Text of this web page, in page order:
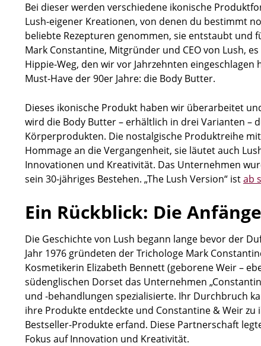
Bei dieser werden verschiedene ikonische
Lush-eigener Kreationen, von denen du bestimmt
beliebte Rezepturen genommen, sie entstaubt und
Mark Constantine, Mitgründer und CEO von Lush,
Hippie-Weg, den wir vor Jahrzehnten
Must-Have der 90er Jahre: die Body Butter.
Dieses ikonische Produkt haben wir überarbeitet
wird die Body Butter – erhältlich in drei Varianten –
Körperprodukten. Die nostalgische Produktreihe
Hommage an die Vergangenheit, sie läutet auch
Innovationen und Kreativität. Das Unternehmen
sein 30-jähriges Bestehen. „The Lush Version“ istab
Ein Rückblick: Die
Die Geschichte von Lush begann lange bevor der
Jahr 1976 gründeten der Trichologe Mark
Kosmetikerin Elizabeth Bennett (geborene Weir –
südenglischen Dorset das Unternehmen
und -behandlungen spezialisierte. Ihr Durchbruch
ihre Produkte entdeckte und Constantine & Weir
Bestseller-Produkte erfand. Diese Partnerschaft
Fokus auf Innovation und Kreativität.